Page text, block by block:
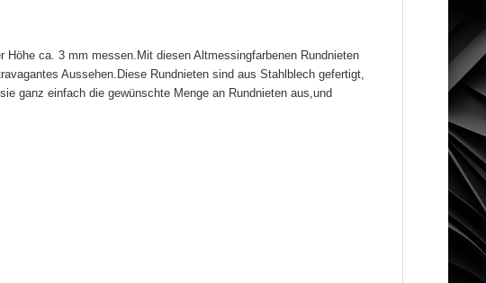
ca. 3 mm messen.Mit diesen Altmessingfarbenen Rundnieten
Aussehen.Diese Rundnieten sind aus Stahlblech gefertigt,
ganz einfach die gewünschte Menge an Rundnieten aus,und